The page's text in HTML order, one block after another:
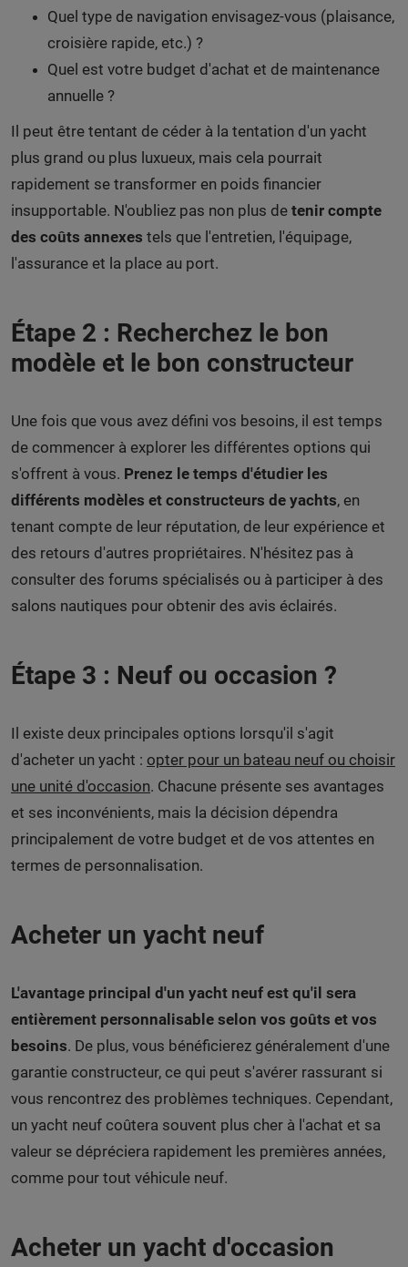
Quel type de navigation envisagez-vous (plaisance,
croisière rapide, etc.) ?
Quel est votre budget d'achat et de maintenance
annuelle ?
Il peut être tentant de céder à la tentation d'un yacht
plus grand ou plus luxueux, mais cela pourrait
rapidement se transformer en poids financier
insupportable. N'oubliez pas non plus de tenir compte
des coûts annexes tels que l'entretien, l'équipage,
l'assurance et la place au port.
Étape 2 : Recherchez le bon
modèle et le bon constructeur
Une fois que vous avez défini vos besoins, il est temps
de commencer à explorer les différentes options qui
s'offrent à vous. Prenez le temps d'étudier les
différents modèles et constructeurs de yachts, en
tenant compte de leur réputation, de leur expérience et
des retours d'autres propriétaires. N'hésitez pas à
consulter des forums spécialisés ou à participer à des
salons nautiques pour obtenir des avis éclairés.
Étape 3 : Neuf ou occasion ?
Il existe deux principales options lorsqu'il s'agit
d'acheter un yacht : opter pour un bateau neuf ou choisir
une unité d'occasion. Chacune présente ses avantages
et ses inconvénients, mais la décision dépendra
principalement de votre budget et de vos attentes en
termes de personnalisation.
Acheter un yacht neuf
L'avantage principal d'un yacht neuf est qu'il sera
entièrement personnalisable selon vos goûts et vos
besoins. De plus, vous bénéficierez généralement d'une
garantie constructeur, ce qui peut s'avérer rassurant si
vous rencontrez des problèmes techniques. Cependant,
un yacht neuf coûtera souvent plus cher à l'achat et sa
valeur se dépréciera rapidement les premières années,
comme pour tout véhicule neuf.
Acheter un yacht d'occasion